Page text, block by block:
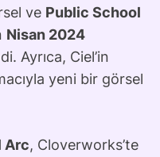
ve Public School
Nisan 2024
Ayrıca, Ciel’in
yeni bir görsel
Arc, Cloverworks’te